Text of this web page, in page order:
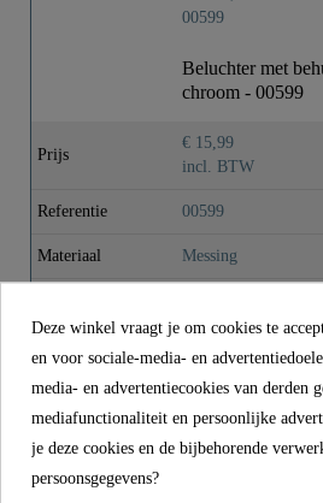
Beluchter met
chroom - 00599
Prijs
€ 15,99
incl. BTW
Referentie 00599
Materiaal Messing
Franz Joseph Schütte GmbH
Deze winkel vraagt je om cookies te
en voor sociale-media- en
media- en advertentiecookies van derden
mediafunctionaliteit en persoonlijke
je deze cookies en de bijbehorende
persoonsgegevens?